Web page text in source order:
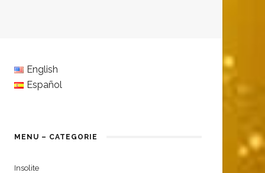
English
Español
MENU – CATEGORIE
Insolite